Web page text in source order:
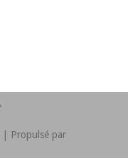
| Propulsé par